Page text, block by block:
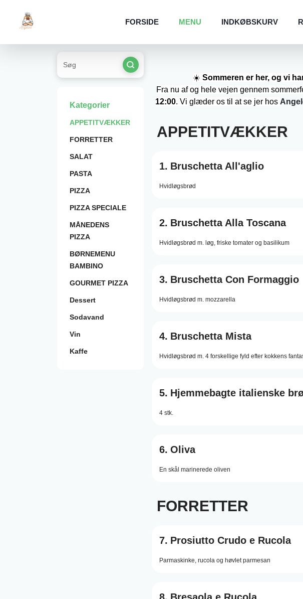
FORSIDE MENU INDKØBSKURV
Kategorier
APPETITVÆKKER
FORRETTER
SALAT
PASTA
PIZZA
PIZZA SPECIALE
MÅNEDENS
PIZZA
BØRNEMENU
BAMBINO
GOURMET PIZZA
Dessert
Sodavand
Vin
Kaffe
☀️Sommeren er her, og vi
Fra nu af og hele vejen gennem
12:00. Vi glæder os til at se jer hos
APPETITVÆKKER
1. Bruschetta All'aglio
Hvidløgsbrød
2. Bruschetta Alla Toscana
Hvidløgsbrød m. løg, friske tomater og basilikum
3. Bruschetta Con Formaggio
Hvidløgsbrød m. mozzarella
4. Bruschetta Mista
Hvidløgsbrød m. 4 forskellige fyld efter kokkens
5. Hjemmebagte italienske
4 stk.
6. Oliva
En skål marinerede oliven
FORRETTER
7. Prosiutto Crudo e Rucola
Parmaskinke, rucola og høvlet parmesan